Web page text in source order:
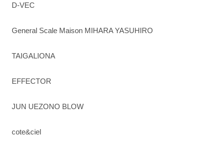
D-VEC
General Scale Maison MIHARA YASUHIRO
TAIGALIONA
EFFECTOR
JUN UEZONO BLOW
cote&ciel